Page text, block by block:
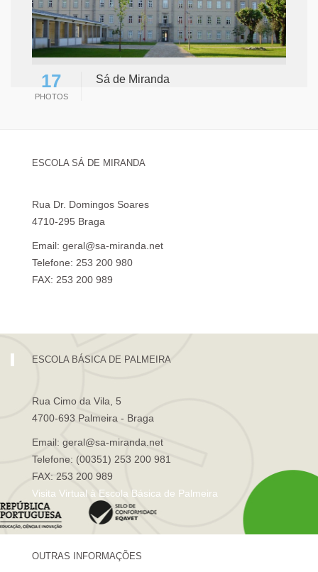
17
PHOTOS
Sá de Miranda
ESCOLA SÁ DE MIRANDA
Rua Dr. Domingos Soares
4710-295 Braga
Email: geral@sa-miranda.net
Telefone: 253 200 980
FAX: 253 200 989
ESCOLA BÁSICA DE PALMEIRA
Rua Cimo da Vila, 5
4700-693 Palmeira - Braga
Email: geral@sa-miranda.net
Telefone: (00351) 253 200 981
FAX: 253 200 989
Visita Virtual à Escola Básica de Palmeira
OUTRAS INFORMAÇÕES